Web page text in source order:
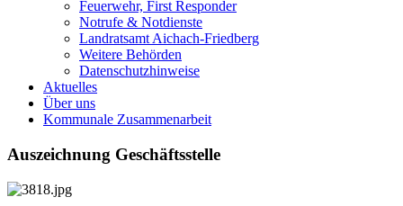
Feuerwehr, First Responder
Notrufe & Notdienste
Landratsamt Aichach-Friedberg
Weitere Behörden
Datenschutzhinweise
Aktuelles
Über uns
Kommunale Zusammenarbeit
Auszeichnung Geschäftsstelle